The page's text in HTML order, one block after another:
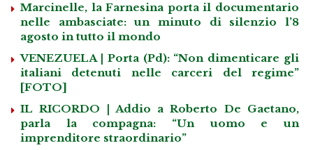
Marcinelle, la Farnesina porta il documentario
nelle ambasciate: un minuto di silenzio l’8
agosto in tutto il mondo
VENEZUELA | Porta (Pd): “Non dimenticare gli
italiani detenuti nelle carceri del regime”
[FOTO]
IL RICORDO | Addio a Roberto De Gaetano,
parla la compagna: “Un uomo e un
imprenditore straordinario”